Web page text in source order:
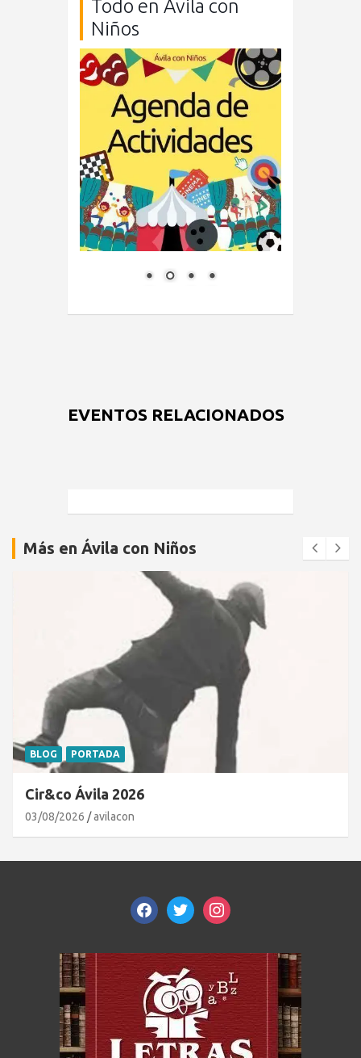
Todo en Ávila con
Niños
EVENTOS RELACIONADOS
Más en Ávila con Niños
BLOG PORTADA
Cir&co Ávila 2026
03/08/2026 avilacon
facebooktwitterinstagram